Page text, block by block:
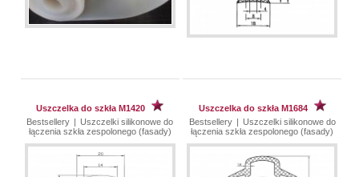
Uszczelka do szkła M1420
Bestsellery
Uszczelki silikonowe do
łączenia szkła zespolonego (fasady)
Uszczelka do szkła M1684
Bestsellery
Uszczelki silikonowe do
łączenia szkła zespolonego (fasady)